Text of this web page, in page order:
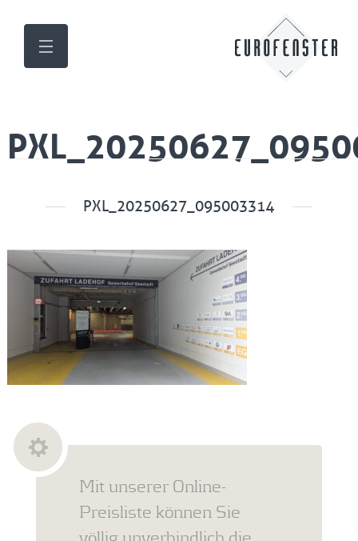
PXL_20250627_095003314
Mit unserer Online-
Preisliste können Sie